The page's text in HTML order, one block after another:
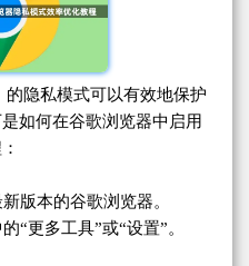
的隐私模式可以有效地保护
如何在谷歌浏览器中启用
版本的谷歌浏览器。
“更多工具”或“设置”。